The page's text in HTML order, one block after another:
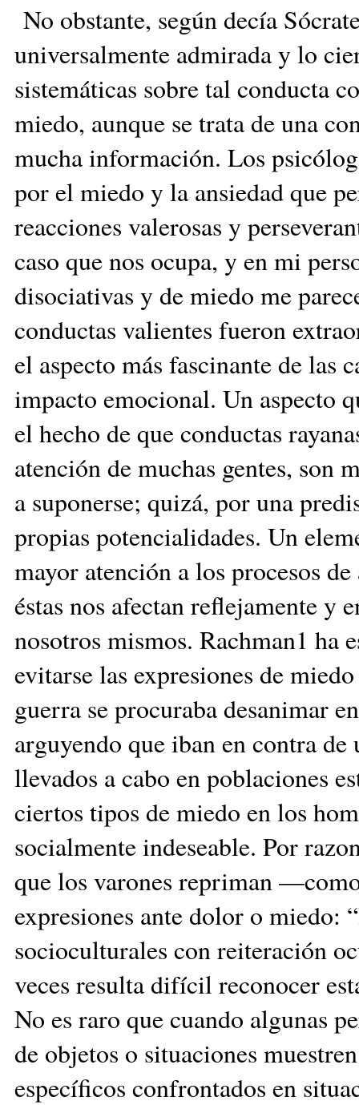
No obstante, según decía
universalmente admirada y lo
sistemáticas sobre tal conducta
miedo, aunque se trata de una
mucha información. Los
por el miedo y la ansiedad que
reacciones valerosas y
caso que nos ocupa, y en mi
disociativas y de miedo me
conductas valientes fueron
el aspecto más fascinante de las
impacto emocional. Un aspecto
el hecho de que conductas
atención de muchas gentes, son
a suponerse; quizá, por una
propias potencialidades. Un
mayor atención a los procesos
éstas nos afectan reflejamente y
nosotros mismos. Rachman1 ha
evitarse las expresiones de
guerra se procuraba desanimar
arguyendo que iban en contra
llevados a cabo en poblaciones
ciertos tipos de miedo en los
socialmente indeseable. Por
que los varones repriman
expresiones ante dolor o miedo:
socioculturales con reiteración
veces resulta difícil reconocer
No es raro que cuando algunas
de objetos o situaciones
específicos confrontados en